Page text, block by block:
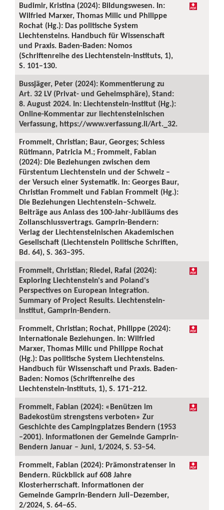
Budimir, Kristina (2024): Bildungswesen. In:
Wilfried Marxer, Thomas Milic und Philippe
Rochat (Hg.): Das politische System
Liechtensteins. Handbuch für Wissenschaft
und Praxis. Baden-Baden: Nomos
(Schriftenreihe des Liechtenstein-Instituts, 1),
S. 101–130.
Bussjäger, Peter (2024): Kommentierung zu
Art. 32 LV (Privat- und Geheimsphäre), Stand:
8. August 2024. In: Liechtenstein-Institut (Hg.):
Online-Kommentar zur liechtensteinischen
Verfassung, https://www.verfassung.li/Art._32.
Frommelt, Christian; Baur, Georges; Schiess
Rütimann, Patricia M.; Frommelt, Fabian
(2024): Die Beziehungen zwischen dem
Fürstentum Liechtenstein und der Schweiz –
der Versuch einer Systematik. In: Georges Baur,
Christian Frommelt und Fabian Frommelt (Hg.):
Die Beziehungen Liechtenstein–Schweiz.
Beiträge aus Anlass des 100-Jahr-Jubiläums des
Zollanschlussvertrags. Gamprin-Bendern:
Verlag der Liechtensteinischen Akademischen
Gesellschaft (Liechtenstein Politische Schriften,
Bd. 64), S. 363–395.
Frommelt, Christian; Riedel, Rafal (2024):
Exploring Liechtenstein's and Poland's
Perspectives on European Integration.
Summary of Project Results. Liechtenstein-
Institut, Gamprin-Bendern.
Frommelt, Christian; Rochat, Philippe (2024):
Internationale Beziehungen. In: Wilfried
Marxer, Thomas Milic und Philippe Rochat
(Hg.): Das politische System Liechtensteins.
Handbuch für Wissenschaft und Praxis. Baden-
Baden: Nomos (Schriftenreihe des
Liechtenstein-Instituts, 1), S. 171–212.
Frommelt, Fabian (2024): «Benützen im
Badekostüm strengstens verboten» Zur
Geschichte des Campingplatzes Bendern (1953
–2001). Informationen der Gemeinde Gamprin-
Bendern Januar – Juni, 1/2024, S. 53–54.
Frommelt, Fabian (2024): Prämonstratenser in
Bendern. Rückblick auf 608 Jahre
Klosterherrschaft. Informationen der
Gemeinde Gamprin-Bendern Juli–Dezember,
2/2024, S. 64–65.